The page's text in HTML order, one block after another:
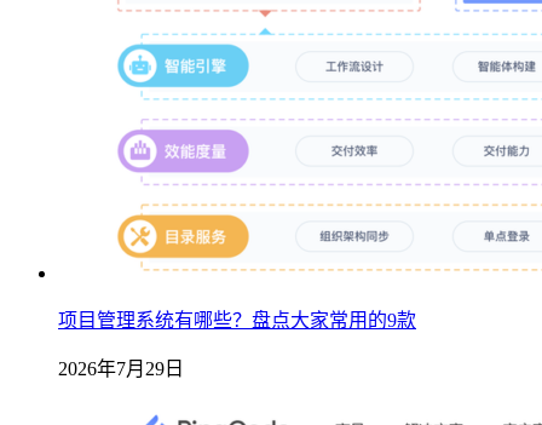
项目管理系统有哪些？盘点大家常用的9款
2026年7月29日